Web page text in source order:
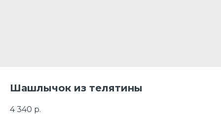
Шашлычок из телятины
4 340 р.